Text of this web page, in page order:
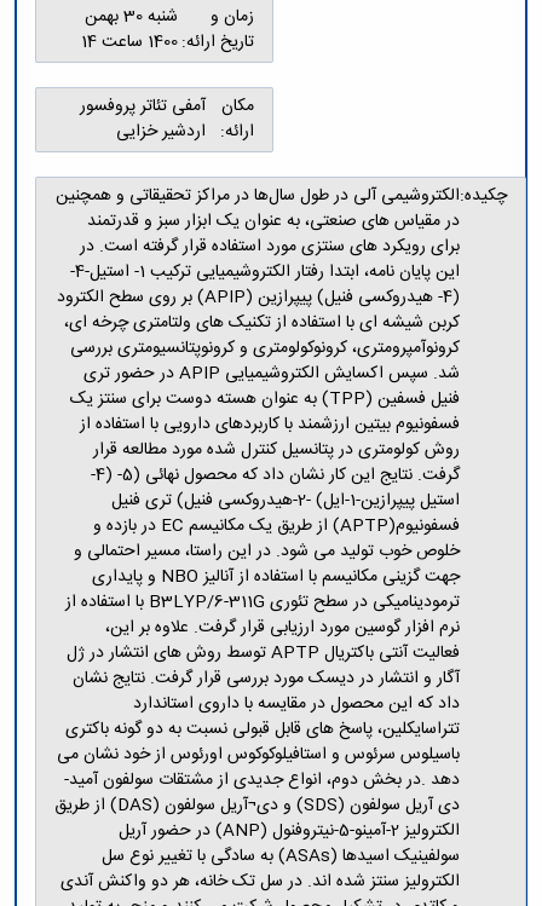
زمان و
تاریخ ارائه:
شنبه 30 بهمن
1400 ساعت 14
مکان
ارائه:
آمفی تئاتر پروفسور
اردشیر خزایی
چکیده:الکتروشیمی آلی در طول سال‌ها در مراکز تحقیقاتی و همچنین
در مقیاس های صنعتی، به عنوان یک ابزار سبز و قدرتمند
برای رویکرد های سنتزی مورد استفاده قرار گرفته است. در
این پایان نامه، ابتدا رفتار الکتروشیمیایی ترکیب 1- استیل-4-
(4- هیدروکسی فنیل) پیپرازین (APIP) بر روی سطح الکترود
کربن شیشه ای با استفاده از تکنیک های ولتامتری چرخه ای،
کرونوآمپرومتری، کرونوکولومتری و کرونوپتانسیومتری بررسی
شد. سپس اکسایش الکتروشیمیایی APIP در حضور تری
فنیل فسفین (TPP) به عنوان هسته دوست برای سنتز یک
فسفونیوم بیتین ارزشمند با کاربردهای دارویی با استفاده از
روش کولومتری در پتانسیل کنترل شده مورد مطالعه قرار
گرفت. نتایج این کار نشان داد که محصول نهائی (5- (4-
استیل پیپرازین-1-ایل) -2-هیدروکسی فنیل) تری فنیل
فسفونیوم(APTP) از طریق یک مکانیسم EC در بازده و
خلوص خوب تولید می شود. در این راستا، مسیر احتمالی و
جهت گزینی مکانیسم با استفاده از آنالیز NBO و پایداری
ترمودینامیکی در سطح تئوری B3LYP/6-311G با استفاده از
نرم افزار گوسین مورد ارزیابی قرار گرفت. علاوه بر این،
فعالیت آنتی باکتریال APTP توسط روش های انتشار در ژل
آگار و انتشار در دیسک مورد بررسی قرار گرفت. نتایج نشان
داد که این محصول در مقایسه با داروی استاندارد
تتراسایکلین، پاسخ های قابل قبولی نسبت به دو گونه باکتری
باسیلوس سرئوس و استافیلوکوکوس اورئوس از خود نشان می
دهد .در بخش دوم، انواع جدیدی از مشتقات سولفون آمید-
دی آریل سولفون (SDS) و دی¬آریل سولفون (DAS) از طریق
الکترولیز 2-آمینو-5-نیتروفنول (ANP) در حضور آریل
سولفینیک اسیدها (ASAs) به سادگی با تغییر نوع سل
الکترولیز سنتز شده اند. در سل تک خانه، هر دو واکنش آندی